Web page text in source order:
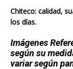
Chiteco: calidad,
los días.
Imágenes
según su
variar según